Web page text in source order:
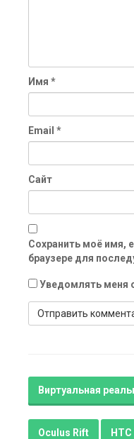
Имя *
Email *
Сайт
Сохранить моё имя,
браузере для
Уведомлять меня
Виртуальная
Oculus Rift